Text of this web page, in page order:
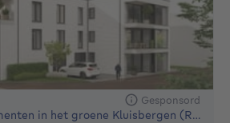
Gesponsord
Moderne appartementen in het groene Kluisbergen (Ruien)